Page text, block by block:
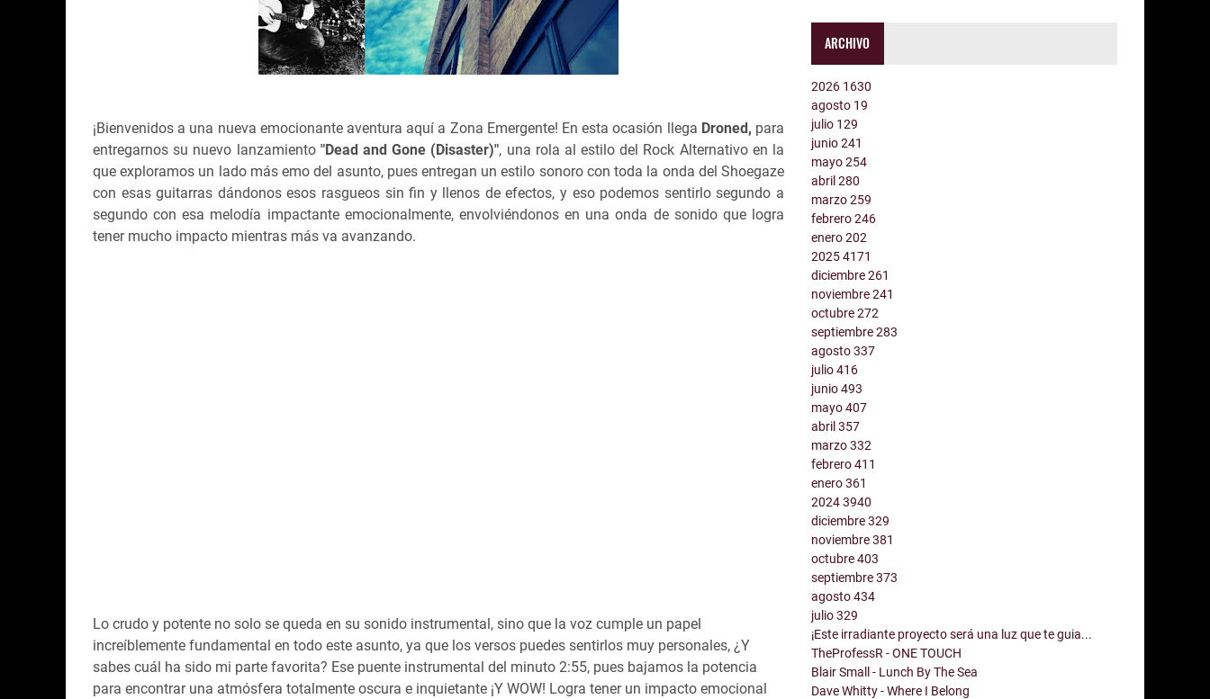
¡Bienvenidos a una nueva emocionante aventura aquí a Zona Emergente! En esta ocasión llega Droned, para
entregarnos su nuevo lanzamiento"Dead and Gone (Disaster)", una rola al estilo del Rock Alternativo en la
que exploramos un lado más emo del asunto, pues entregan un estilo sonoro con toda la onda del Shoegaze
con esas guitarras dándonos esos rasgueos sin fin y llenos de efectos, y eso podemos sentirlo segundo a
segundo con esa melodía impactante emocionalmente, envolviéndonos en una onda de sonido que logra
tener mucho impacto mientras más va avanzando.
Lo crudo y potente no solo se queda en su sonido instrumental, sino que la voz cumple un papel
increíblemente fundamental en todo este asunto, ya que los versos puedes sentirlos muy personales, ¿Y
sabes cuál ha sido mi parte favorita? Ese puente instrumental del minuto 2:55, pues bajamos la potencia
para encontrar una atmósfera totalmente oscura e inquietante ¡Y WOW! Logra tener un impacto emocional
ARCHIVO
2026 1630
agosto 19
julio 129
junio241
mayo254
abril280
marzo259
febrero246
enero202
20254171
diciembre261
noviembre241
octubre272
septiembre283
agosto337
julio416
junio493
mayo407
abril357
marzo332
febrero411
enero361
20243940
diciembre329
noviembre381
octubre403
septiembre373
agosto434
julio329
¡Este irradiante proyecto será una luz que te guia...
TheProfessR - ONE TOUCH
Blair Small - Lunch By The Sea
Dave Whitty - Where I Belong